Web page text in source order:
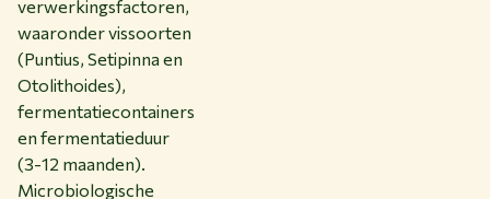
verwerkingsfactoren,
waaronder vissoorten
(Puntius, Setipinna en
Otolithoides),
fermentatiecontainers
en fermentatieduur
(3-12 maanden).
Microbiologische